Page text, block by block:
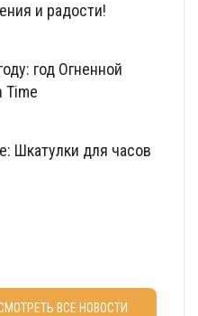
и радости!
год Огненной
Time
Шкатулки для часов
ВСЕ НОВОСТИ